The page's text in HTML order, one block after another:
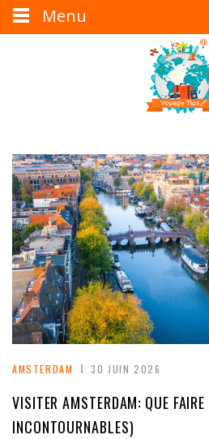
AMSTERDAM 30 JUIN 2026
VISITER AMSTERDAM: QUE
INCONTOURNABLES)
Menu